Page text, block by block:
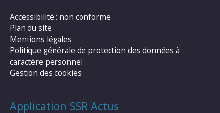
Accessibilité : non conforme
Plan du site
Mentions légales
Politique générale de protection des données à
caractère personnel
Gestion des cookies
Application SSR Actus